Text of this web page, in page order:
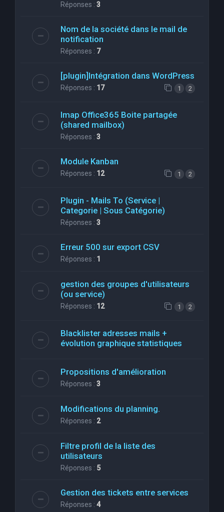
Réponses : 3
Nom de la société dans le mail de
notification
Réponses : 7
[plugin]Intégration dans WordPress
Réponses : 17 1 2
Imap Office365 Boite partagée
(shared mailbox)
Réponses : 3
Module Kanban
Réponses : 12 1 2
Plugin - Mails To (Service |
Categorie | Sous Catégorie)
Réponses : 3
Erreur 500 sur export CSV
Réponses : 1
gestion des groupes d'utilisateurs
(ou service)
Réponses : 12 1 2
Blacklister adresses mails +
évolution graphique statistiques
Propositions d'amélioration
Réponses : 3
Modifications du planning.
Réponses : 2
Filtre profil de la liste des
utilisateurs
Réponses : 5
Gestion des tickets entre services
Réponses : 4